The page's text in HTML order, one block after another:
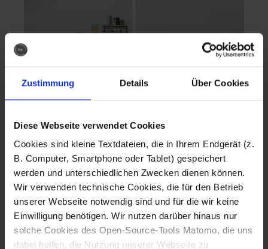
Zustimmung Details Über Cookies
Diese Webseite verwendet Cookies
Cookies sind kleine Textdateien, die in Ihrem Endgerät (z.
B. Computer, Smartphone oder Tablet) gespeichert
werden und unterschiedlichen Zwecken dienen können.
Wir verwenden technische Cookies, die für den Betrieb
unserer Webseite notwendig sind und für die wir keine
Einwilligung benötigen. Wir nutzen darüber hinaus nur
solche Cookies des Open-Source-Tools Matomo, die uns
dabei helfen, die Nutzung unserer Webseite zu
Fotografo: Lorenz
Sternbach
Download
Fotografo: Lorenz
Sternbach
Download